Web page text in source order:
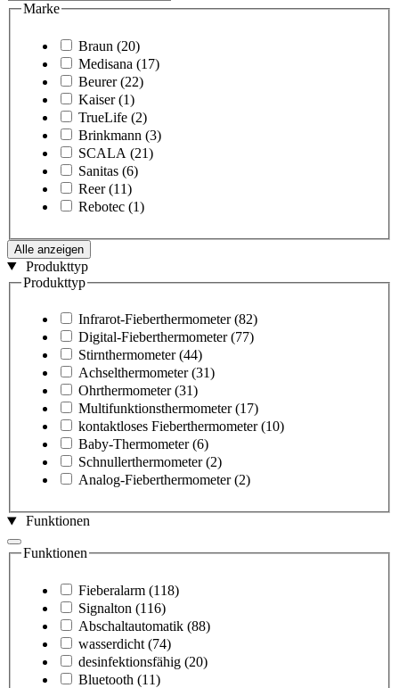
Marke
Braun (20)
Medisana (17)
Beurer (22)
Kaiser (1)
TrueLife (2)
Brinkmann (3)
SCALA (21)
Sanitas (6)
Reer (11)
Rebotec (1)
Alle anzeigen
Produkttyp
Produkttyp
Infrarot-Fieberthermometer (82)
Digital-Fieberthermometer (77)
Stirnthermometer (44)
Achselthermometer (31)
Ohrthermometer (31)
Multifunktionsthermometer (17)
kontaktloses Fieberthermometer (10)
Baby-Thermometer (6)
Schnullerthermometer (2)
Analog-Fieberthermometer (2)
Funktionen
Funktionen
Fieberalarm (118)
Signalton (116)
Abschaltautomatik (88)
wasserdicht (74)
desinfektionsfähig (20)
Bluetooth (11)